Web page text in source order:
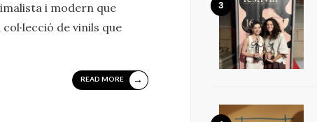
i modern que
de vinils que
READ MORE →